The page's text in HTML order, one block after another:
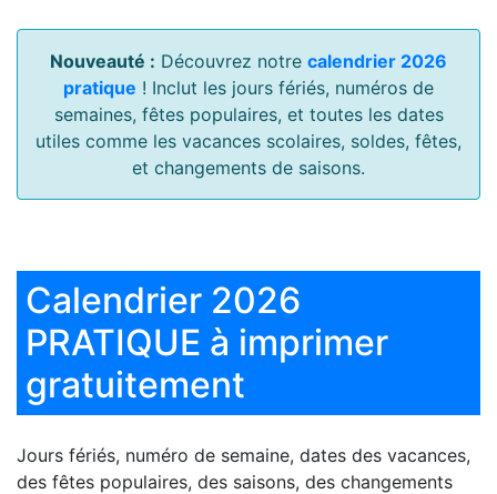
Nouveauté : Découvrez notre calendrier 2026
pratique ! Inclut les jours fériés, numéros de
semaines, fêtes populaires, et toutes les dates
utiles comme les vacances scolaires, soldes, fêtes,
et changements de saisons.
Calendrier 2026
PRATIQUE à imprimer
gratuitement
Jours fériés, numéro de semaine, dates des vacances,
des fêtes populaires, des saisons, des changements